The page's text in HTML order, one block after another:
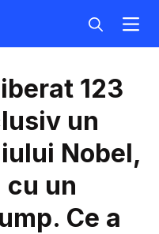
123
un
Nobel,
cu un
Ce a